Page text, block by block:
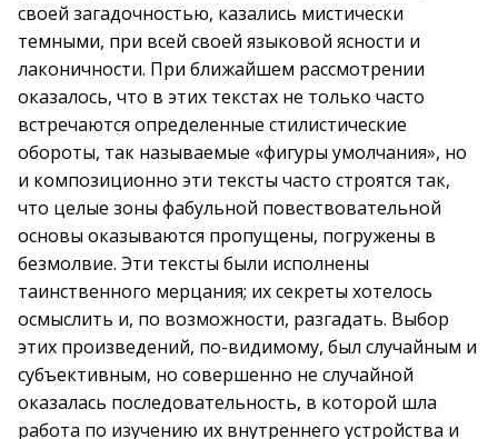
своей загадочностью, казались мистически
темными, при всей своей языковой ясности и
лаконичности. При ближайшем рассмотрении
оказалось, что в этих текстах не только часто
встречаются определенные стилистические
обороты, так называемые «фигуры умолчания», но
и композиционно эти тексты часто строятся так,
что целые зоны фабульной повествовательной
основы оказываются пропущены, погружены в
безмолвие. Эти тексты были исполнены
таинственного мерцания; их секреты хотелось
осмыслить и, по возможности, разгадать. Выбор
этих произведений, по-видимому, был случайным и
субъективным, но совершенно не случайной
оказалась последовательность, в которой шла
работа по изучению их внутреннего устройства и